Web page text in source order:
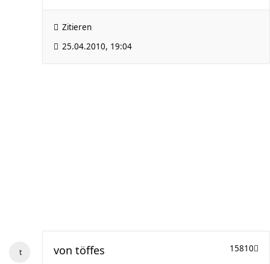
Zitieren
25.04.2010, 19:04
15810
von töffes